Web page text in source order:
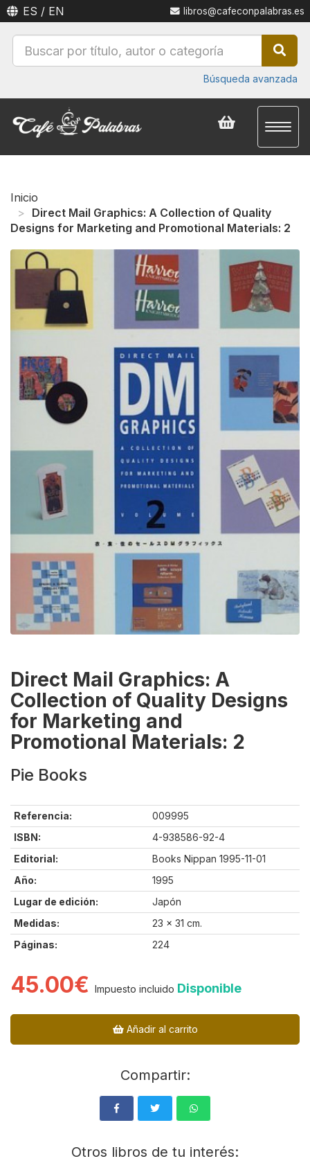
ES / EN libros@cafeconpalabras.es
Búsqueda avanzada
Inicio
Direct Mail Graphics: A Collection of Quality
Designs for Marketing and Promotional Materials: 2
Direct Mail Graphics: A
Collection of Quality Designs
for Marketing and
Promotional Materials: 2
Pie Books
Referencia:
009995
ISBN:
4-938586-92-4
Editorial:
Books Nippan 1995-11-01
Año:
1995
Lugar de edición:
Japón
Medidas:
23 x 31 cm.
Páginas:
224
45.00€ Impuesto incluido Disponible
Añadir al carrito
Compartir:
Otros libros de tu interés: